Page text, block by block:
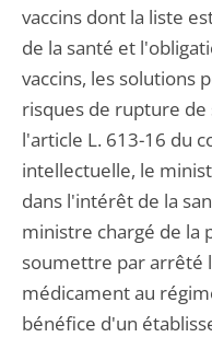
vaccins dont la liste
de la santé et
vaccins, les solutions
risques de rupture de
l'article L. 613-16 du
intellectuelle, le
dans l'intérêt de la
ministre chargé de la
soumettre par arrêté
médicament au
bénéfice d'un